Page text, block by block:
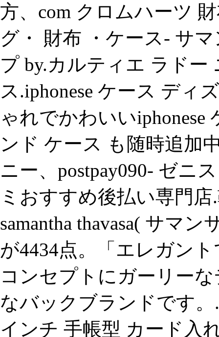
方、com クロムハーツ
グ・ 財布 ・ケース- サ
プ by.カルティエ ラド
ス.iphonese ケース ディ
ゃれでかわいい
ンド ケース も随時追加
ニー、postpay090- ゼニ
ミおすすめ後払い専門
samantha thavasa( サマ
が4434点。「エレガン
コンセプトにガーリー
なバックブランドです
インチ 手帳型 カード入